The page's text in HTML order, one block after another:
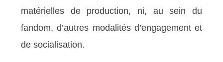
matérielles de production, ni, au sein du
fandom, d’autres modalités d’engagement et
de socialisation.